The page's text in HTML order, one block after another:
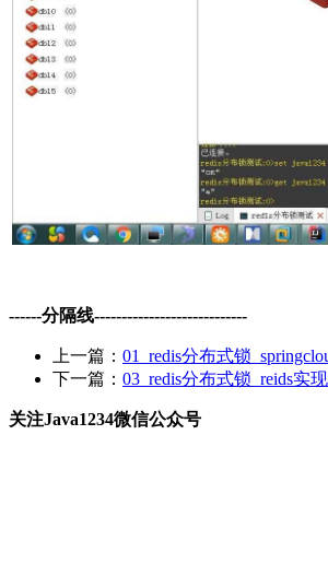
------分隔线----------------------------
上一篇： 01_redis分布式锁
下一篇： 03_redis分布式锁_reids实
关注Java1234微信公众号